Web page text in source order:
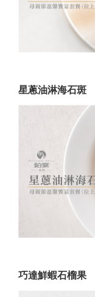
星蔥油淋海石斑
巧達鮮蝦石榴果